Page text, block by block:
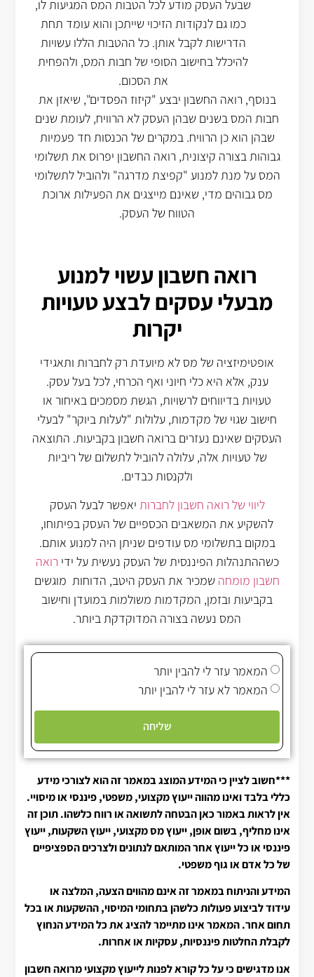
שבעל העסק מודע לכל הטבות המס המגיעות לו,
כמו גם לנקודות הזיכוי שייתכן והוא עומד תחת
הדרישות לקבל אותן. כל ההטבות הללו עשויות
להיכלל בחישוב הסופי של חבות המס, ולהפחית
את הסכום.
בנוסף, רואה החשבון יבצע "קיזוז הפסדים", שיאזן את
חבות המס בשנים שבהן העסק לא הרוויח, לעומת שנים
שבהן הוא כן הרוויח. במקרים של הכנסות חד פעמיות
גבוהות בצורה קיצונית, רואה החשבון יפרוס את תשלומי
המס על מנת למנוע "קפיצת מדרגה" ולהוביל לתשלומי
מס גבוהים מדי, שאינם מייצגים את הפעילות ארוכת
הטווח של העסק.
רואה חשבון עשוי למנוע
מבעלי עסקים לבצע טעויות
יקרות
אופטימיזציה של מס לא מיועדת רק לחברות ותאגידי
ענק, אלא היא כלי חיוני ואף הכרחי, לכל בעל עסק.
טעויות בדיווחים לרשויות, הגשת מסמכים באיחור או
חישוב שגוי של מקדמות, עלולות "לעלות ביוקר" לבעלי
העסקים שאינם נעזרים ברואה חשבון בקביעות. התוצאה
של טעויות אלה, עלולה להוביל לתשלום של ריביות
ולקנסות כבדים.
ליווי של רואה חשבון לחברות יאפשר לבעל העסק
להשקיע את המשאבים הכספיים של העסק בפיתוחו,
במקום בתשלומי מס עודפים שניתן היה למנוע אותם.
כשההתנהלות הפיננסית של העסק נעשית על ידי רואה
חשבון מומחה שמכיר את העסק היטב, הדוחות מוגשים
בקביעות ובזמן, המקדמות משולמות במועדן וחישוב
המס נעשה בצורה המדוקדקת ביותר.
המאמר עזר לי להבין יותר
המאמר לא עזר לי להבין יותר
שליחה
***חשוב לציין כי המידע המוצג במאמר זה הוא לצורכי מידע
כללי בלבד ואינו מהווה ייעוץ מקצועי, משפטי, פיננסי או מיסויי.
אין לראות באמור כאן הבטחה לתשואה או רווח כלשהו. תוכן זה
אינו מחליף, בשום אופן, ייעוץ מס מקצועי, ייעוץ השקעות, ייעוץ
פיננסי או כל ייעוץ אחר המותאם לנתונים ולצרכים הספציפיים
של כל אדם או גוף משפטי.
המידע והניתוח במאמר זה אינם מהווים הצעה, המלצה או
עידוד לביצוע פעולות כלשהן בתחומי המיסוי, ההשקעות או בכל
תחום אחר. המאמר אינו מתיימר להציג את כל המידע הנחוץ
לקבלת החלטות פיננסיות, עסקיות או אחרות.
אנו מדגישים כי על כל קורא לפנות לייעוץ מקצועי מרואה חשבון